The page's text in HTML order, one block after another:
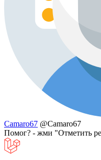
Camaro67 @Camaro67
Помог? - жми "Отметить